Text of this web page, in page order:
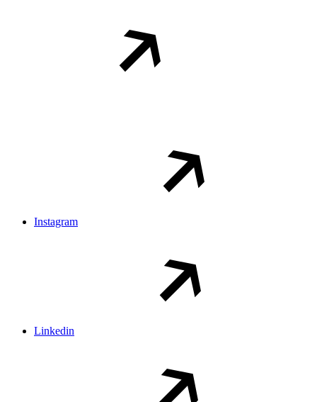
Instagram
Linkedin